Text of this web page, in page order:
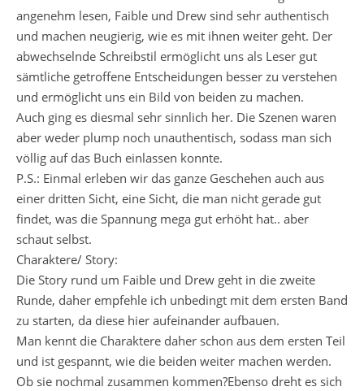
angenehm lesen, Faible und Drew sind sehr authentisch
und machen neugierig, wie es mit ihnen weiter geht. Der
abwechselnde Schreibstil ermöglicht uns als Leser gut
sämtliche getroffene Entscheidungen besser zu verstehen
und ermöglicht uns ein Bild von beiden zu machen.
Auch ging es diesmal sehr sinnlich her. Die Szenen waren
aber weder plump noch unauthentisch, sodass man sich
völlig auf das Buch einlassen konnte.
P.S.: Einmal erleben wir das ganze Geschehen auch aus
einer dritten Sicht, eine Sicht, die man nicht gerade gut
findet, was die Spannung mega gut erhöht hat.. aber
schaut selbst.
Charaktere/ Story:
Die Story rund um Faible und Drew geht in die zweite
Runde, daher empfehle ich unbedingt mit dem ersten Band
zu starten, da diese hier aufeinander aufbauen.
Man kennt die Charaktere daher schon aus dem ersten Teil
und ist gespannt, wie die beiden weiter machen werden.
Ob sie nochmal zusammen kommen?Ebenso dreht es sich